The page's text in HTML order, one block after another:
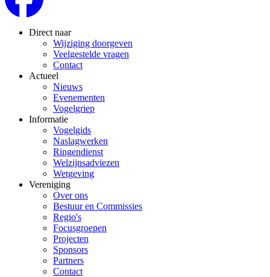
Direct naar
Wijziging doorgeven
Veelgestelde vragen
Contact
Actueel
Nieuws
Evenementen
Vogelgriep
Informatie
Vogelgids
Naslagwerken
Ringendienst
Welzijnsadviezen
Wetgeving
Vereniging
Over ons
Bestuur en Commissies
Regio's
Focusgroepen
Projecten
Sponsors
Partners
Contact